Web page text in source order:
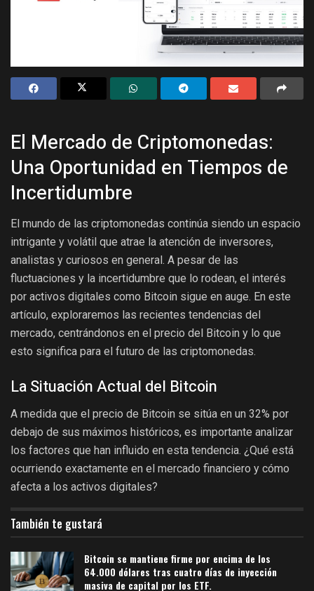
El Mercado de Criptomonedas:
Una Oportunidad en Tiempos de
Incertidumbre
El mundo de las criptomonedas continúa siendo un espacio
intrigante y volátil que atrae la atención de inversores,
analistas y curiosos en general. A pesar de las
fluctuaciones y la incertidumbre que lo rodean, el interés
por activos digitales como Bitcoin sigue en auge. En este
artículo, exploraremos las recientes tendencias del
mercado, centrándonos en el precio del Bitcoin y lo que
esto significa para el futuro de las criptomonedas.
La Situación Actual del Bitcoin
A medida que el precio de Bitcoin se sitúa en un 32% por
debajo de sus máximos históricos, es importante analizar
los factores que han influido en esta tendencia. ¿Qué está
ocurriendo exactamente en el mercado financiero y cómo
afecta a los activos digitales?
También te gustará
Bitcoin se mantiene firme por encima de los
64.000 dólares tras cuatro días de inyección
masiva de capital por los ETF.